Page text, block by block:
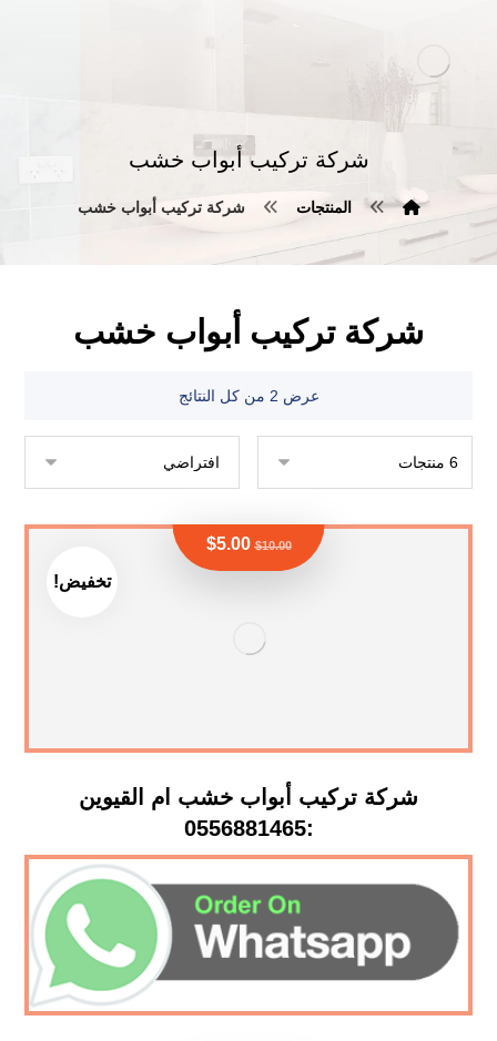
شركة تركيب أبواب خشب
المنتجات شركة تركيب أبواب خشب
شركة تركيب أبواب خشب
عرض ⁦2⁩ من كل النتائج
تخفيض!
شركة تركيب أبواب خشب ام القيوين
:0556881465
$10.00
$5.00